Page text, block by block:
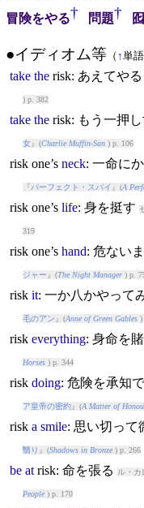
冒険をやる† 問題† 囮
●イディオム等（ ↑単
take the risk: あえてやる
) p. 382
take the risk: もう一押し
女』(Charlie Muffin-San) p. 106
riskone’s neck: 一命に
『パーフェクト・スパイ 』(A
riskone’s life: 身を挺す
319
riskone’s hand: 危ない
ジャー 』(The Night Manager) p.
risk it: 一か八かやって
毛のアン 』(Anne of Green Gables)
risk everything: 身命を
Horses) p. 344
risk doing: 危険を承知
ア皇帝の密約』(A Matter of
risk a smile: 思い切って
翳り 』(Shadows in Bronze) p. 266
be at risk: 命を張る ル・カ
People) p. 170